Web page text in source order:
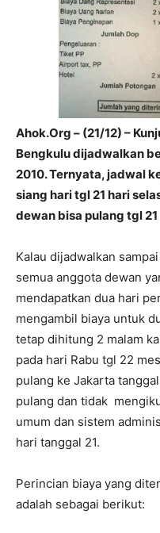
Ahok.Org – (21/12) –
Bengkulu dijadwalkan
2010.Ternyata, jadwal
siang hari tgl 21 hari
dewan bisa pulang tgl
Kalau dijadwalkan
semua anggota dewan
mendapatkan dua hari
mengambil biaya untuk
tetap dihitung 2 malam
pada hari Rabu tgl 22
pulang ke Jakarta
pulang dan tidak
umum dan sistem
hari tanggal 21.
Perincian biaya yang
adalah sebagai berikut: